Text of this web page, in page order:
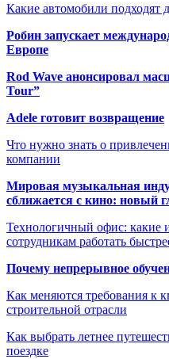
Какие автомобили подходят
Робин запускает
Европе
Rod Wave анонсировал
Tour”
Adele готовит возвращение
Что нужно знать о
компании
Мировая музыкальная
сближается с кино: новый
Технологичный офис: какие
сотрудникам работать
Почему непрерывное
Как меняются требования к
строительной отрасли
Как выбрать летнее
поездке